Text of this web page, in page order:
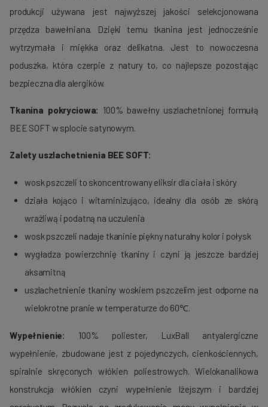
produkcji używana jest najwyższej jakości selekcjonowana
przędza bawełniana. Dzięki temu tkanina jest jednocześnie
wytrzymała i miękka oraz delikatna. Jest to nowoczesna
poduszka, która czerpie z natury to, co najlepsze pozostając
bezpieczna dla alergików.
Tkanina pokryciowa: 100% bawełny uszlachetnionej formułą
BEE SOFT w splocie satynowym.
Zalety uszlachetnienia BEE SOFT:
wosk pszczeli to skoncentrowany eliksir dla ciała i skóry
działa kojąco i witaminizująco, idealny dla osób ze skórą
wrażliwą i podatną na uczulenia
wosk pszczeli nadaje tkaninie piękny naturalny kolor i połysk
wygładza powierzchnię tkaniny i czyni ją jeszcze bardziej
aksamitną
uszlachetnienie tkaniny woskiem pszczelim jest odporne na
wielokrotne pranie w temperaturze do 60℃.
Wypełnienie:
100% poliester, LuxBall antyalergiczne
wypełnienie, zbudowane jest z pojedynczych, cienkościennych,
spiralnie skręconych włókien poliestrowych. Wielokanalikowa
konstrukcja włókien czyni wypełnienie lżejszym i bardziej